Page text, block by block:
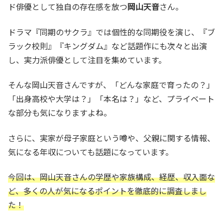
ド俳優として独自の存在感を放つ岡山天音さん。
ドラマ『同期のサクラ』では個性的な同期役を演じ、『ブ
ラック校則』『キングダム』など話題作にも次々と出演
し、実力派俳優として注目を集めています。
そんな岡山天音さんですが、「どんな家庭で育ったの？」
「出身高校や大学は？」「本名は？」など、プライベート
な部分も気になりますよね。
さらに、実家が母子家庭という噂や、父親に関する情報、
気になる年収についても話題になっています。
今回は、岡山天音さんの学歴や家族構成、経歴、収入面な
ど、多くの人が気になるポイントを徹底的に調査しまし
た！